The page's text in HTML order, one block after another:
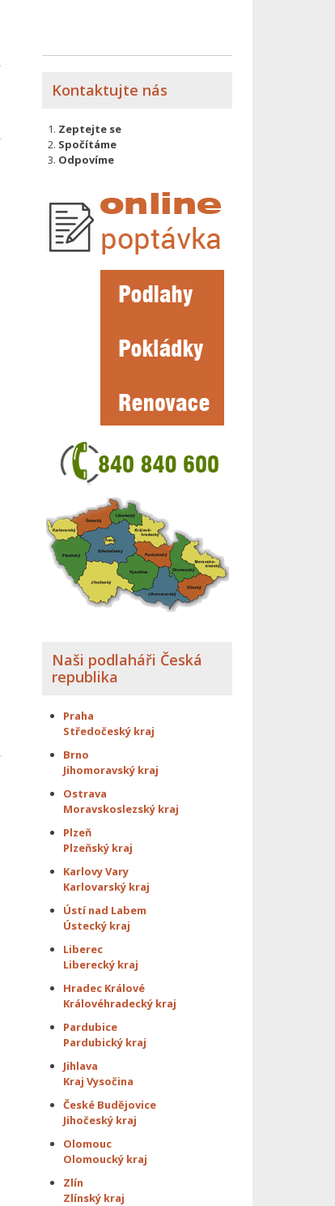
Kontaktujte nás
Zeptejte se
Spočítáme
Odpovíme
Naši podlaháři Česká
republika
Praha
Středočeský kraj
Brno
Jihomoravský kraj
Ostrava
Moravskoslezský kraj
Plzeň
Plzeňský kraj
Karlovy Vary
Karlovarský kraj
Ústí nad Labem
Ústecký kraj
Liberec
Liberecký kraj
Hradec Králové
Královéhradecký kraj
Pardubice
Pardubický kraj
Jihlava
Kraj Vysočina
České Budějovice
Jihočeský kraj
Olomouc
Olomoucký kraj
Zlín
Zlínský kraj